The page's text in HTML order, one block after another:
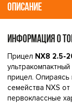
ОПИСАНИЕ
ИНФОРМАЦИЯ О
Прицел NX8 2.5-
прицел. Опираясь
семейства NXS
первоклассные